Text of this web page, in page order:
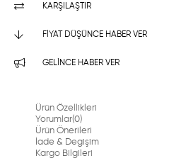
KARŞILAŞTIR
FIYAT DÜŞÜNCE HABER VER
GELINCE HABER VER
Ürün Özellikleri
Yorumlar(0)
Ürün Önerileri
İade & Degişim
Kargo Bilgileri